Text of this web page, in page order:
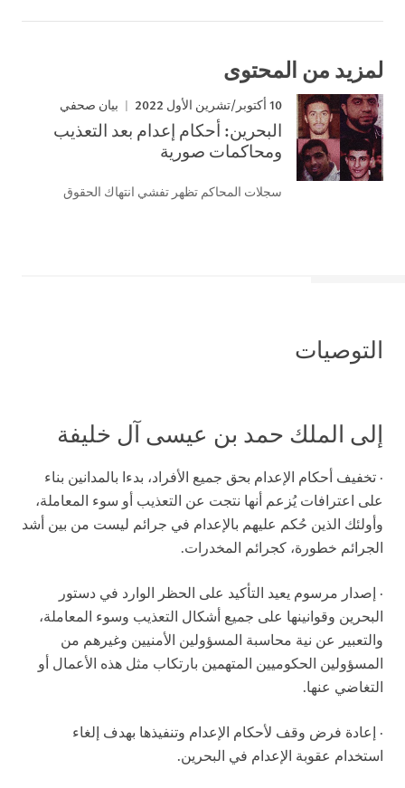
لمزيد من المحتوى
10 أكتوبر/تشرين الأول 2022 بيان صحفي
البحرين: أحكام إعدام بعد التعذيب
ومحاكمات صورية
سجلات المحاكم تظهر تفشي انتهاك الحقوق
التوصيات
إلى الملك حمد بن عيسى آل خليفة
· تخفيف أحكام الإعدام بحق جميع الأفراد، بدءا بالمدانين بناء
على اعترافات يُزعم أنها نتجت عن التعذيب أو سوء المعاملة،
وأولئك الذين حُكم عليهم بالإعدام في جرائم ليست من بين أشد
الجرائم خطورة، كجرائم المخدرات.
· إصدار مرسوم يعيد التأكيد على الحظر الوارد في دستور
البحرين وقوانينها على جميع أشكال التعذيب وسوء المعاملة،
والتعبير عن نية محاسبة المسؤولين الأمنيين وغيرهم من
المسؤولين الحكوميين المتهمين بارتكاب مثل هذه الأعمال أو
التغاضي عنها.
· إعادة فرض وقف لأحكام الإعدام وتنفيذها بهدف إلغاء
استخدام عقوبة الإعدام في البحرين.